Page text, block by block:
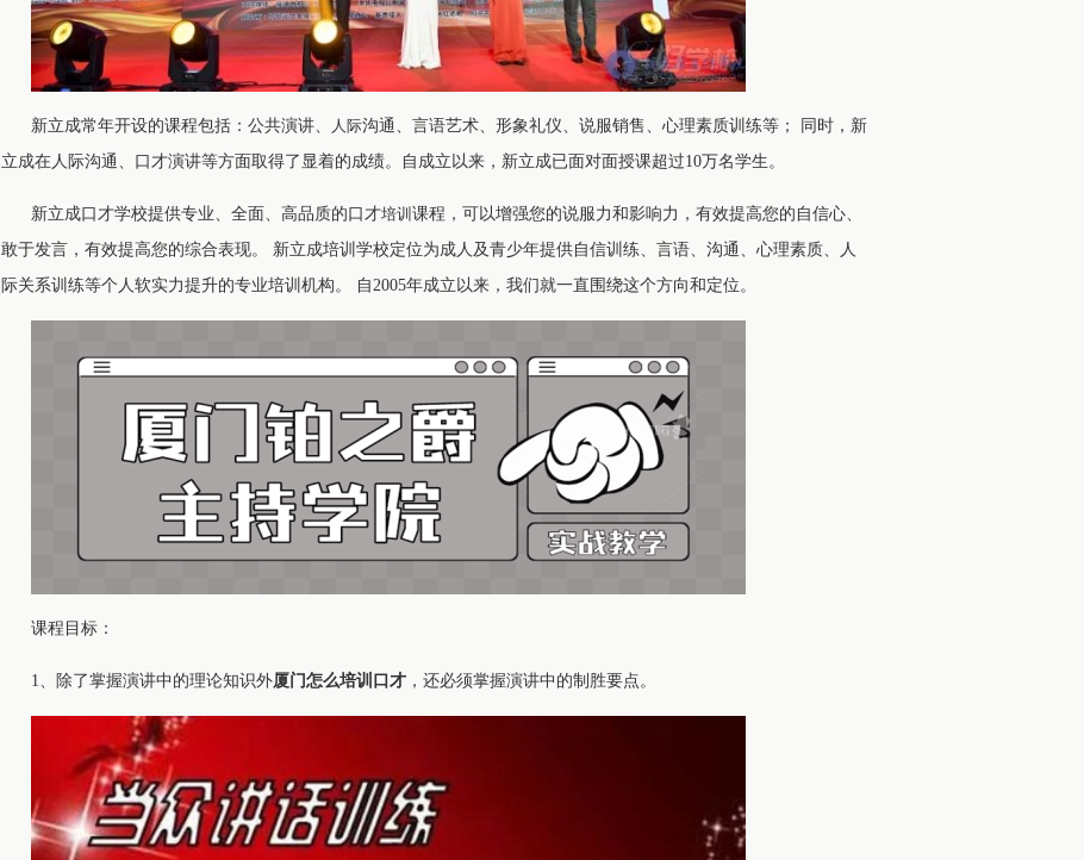
新立成常年开设的课程包括：公共演讲、 人际沟通、言语艺术、形象礼仪、说服销售、心理素质训练等； 同时，新
立成在人际沟通、口才演讲等方面取得了显着的成绩。自成立以来，新立成已面对面授课超过10万名学生。
新立成口才学校提供专业、全面、高品质的口才培训 课程，可以增强您的说服力和影响力，有效提高您的自信心、
敢于发言，有效提高您的综合表现。 新立成培训学校定位为成人及青少年提供自信训练、言语、沟通、心理素质、人
际关系训练等个人软实力提升的专业培训机构。 自2005年成立以来，我们就一直围绕这个方向和定位。
课程目标：
1、除了掌握演讲中的理论知识外厦门怎么培训口才 ，还必须掌握演讲中的制胜要点。